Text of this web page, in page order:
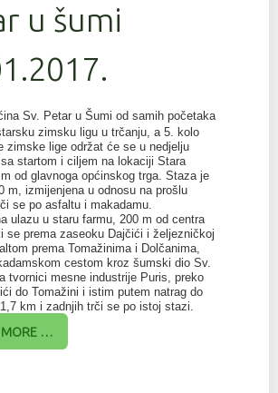
u šumi
Sv. Petar u Šumi od samih početaka
zimsku ligu u trčanju, a 5. kolo
zimske lige održat će se u nedjelju
startom i ciljem na lokaciji Stara
od glavnoga općinskog trga. Staza je
m, izmijenjena u odnosu na prošlu
se po asfaltu i makadamu.
ulazu u staru farmu, 200 m od centra
se prema zaseoku Dajčići i željezničkoj
prema Tomažinima i Dolčanima,
cestom kroz šumski dio Sv.
tvornici mesne industrije Puris, preko
do Tomažini i istim putem natrag do
km i zadnjih trči se po istoj stazi.
MORE …